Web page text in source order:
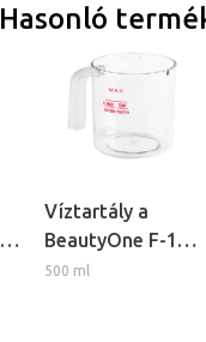
Hasonló
Víztartály a
BeautyOne F-17
kozmetikai
500 ml